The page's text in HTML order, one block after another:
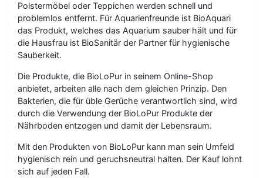
Polstermöbel oder Teppichen werden schnell und
problemlos entfernt. Für Aquarienfreunde ist BioAquari
das Produkt, welches das Aquarium sauber hält und für
die Hausfrau ist BioSanitär der Partner für hygienische
Sauberkeit.
Die Produkte, die BioLoPur in seinem Online-Shop
anbietet, arbeiten alle nach dem gleichen Prinzip. Den
Bakterien, die für üble Gerüche verantwortlich sind, wird
durch die Verwendung der BioLoPur Produkte der
Nährboden entzogen und damit der Lebensraum.
Mit den Produkten von BioLoPur kann man sein Umfeld
hygienisch rein und geruchsneutral halten. Der Kauf lohnt
sich auf jeden Fall.